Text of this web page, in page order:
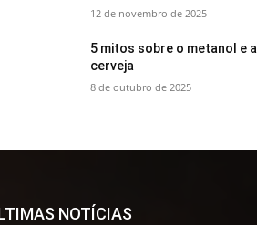
12 de novembro de 2025
5 mitos sobre o metanol e a
cerveja
8 de outubro de 2025
NOTÍCIAS